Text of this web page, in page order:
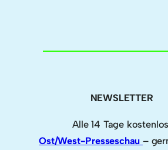
NEWSLETTER
Alle 14 Tage
Ost/West-Presseschau –